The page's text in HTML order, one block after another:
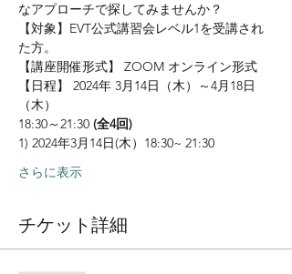
なアプローチで探してみませんか？
【対象】EVT公式講習会レベル1を受講され
た方。
【講座開催形式】 ZOOM オンライン形式
【日程】 2024年 3月14日（木）～4月18日
（木）
18:30～21:30 (全4回)
1) 2024年3月14日(木）18:30~ 21:30
さらに表示
チケット詳細